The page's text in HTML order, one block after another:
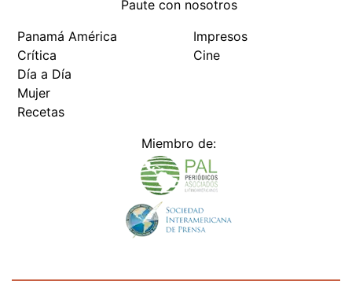
Paute con nosotros
Panamá América
Crítica
Día a Día
Mujer
Recetas
Impresos
Cine
Miembro de: